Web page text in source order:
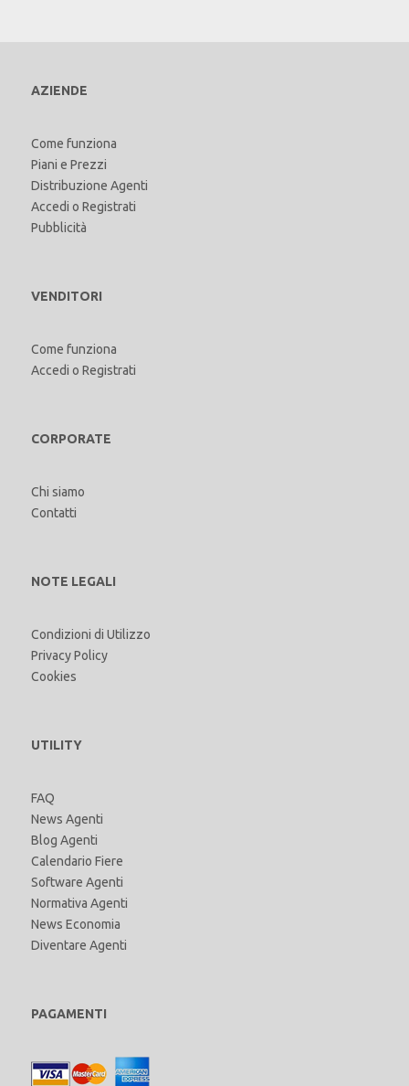
AZIENDE
Come funziona
Piani e Prezzi
Distribuzione Agenti
Accedi o Registrati
Pubblicità
VENDITORI
Come funziona
Accedi o Registrati
CORPORATE
Chi siamo
Contatti
NOTE LEGALI
Condizioni di Utilizzo
Privacy Policy
Cookies
UTILITY
FAQ
News Agenti
Blog Agenti
Calendario Fiere
Software Agenti
Normativa Agenti
News Economia
Diventare Agenti
PAGAMENTI